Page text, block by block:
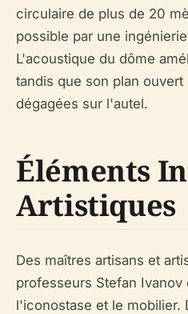
circulaire de plus de 20
possible par une
L'acoustique du dôme
tandis que son plan
dégagées sur l'autel.
Éléments
Artistiques
Des maîtres artisans et
professeurs Stefan
l'iconostase et le mobilier.